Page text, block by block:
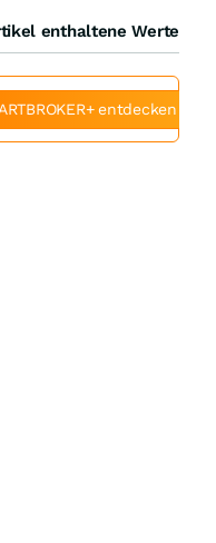
enthaltene Werte
entdecken